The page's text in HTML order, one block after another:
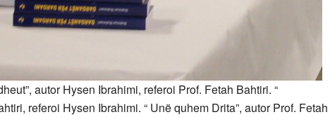
autor Hysen Ibrahimi, referoi Prof. Fetah Bahtiri. “
referoi Hysen Ibrahimi. “ Unë quhem Drita”, autor Prof. Fetah